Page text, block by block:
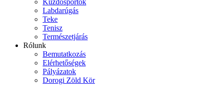
Küzdősportok
Labdarúgás
Teke
Tenisz
Természetjárás
Rólunk
Bemutatkozás
Elérhetőségek
Pályázatok
Dorogi Zöld Kör